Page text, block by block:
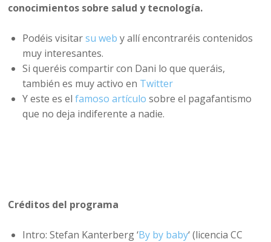
conocimientos sobre salud y tecnología.
Podéis visitarsu web y allí encontraréis contenidos
muy interesantes.
Si queréis compartir con Dani lo que queráis,
también es muy activo en Twitter
Y este es elfamoso artículo sobre el pagafantismo
que no deja indiferente a nadie.
Créditos del programa
Intro: Stefan Kanterberg ‘By by baby‘ (licencia CC